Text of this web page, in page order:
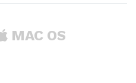
MAC OS